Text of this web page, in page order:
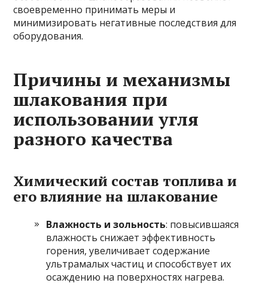
своевременно принимать меры и
минимизировать негативные последствия для
оборудования.
Причины и механизмы
шлакования при
использовании угля
разного качества
Химический состав топлива и
его влияние на шлакование
Влажность и зольность: повысившаяся
влажность снижает эффективность
горения, увеличивает содержание
ультрамалых частиц и способствует их
осаждению на поверхностях нагрева.